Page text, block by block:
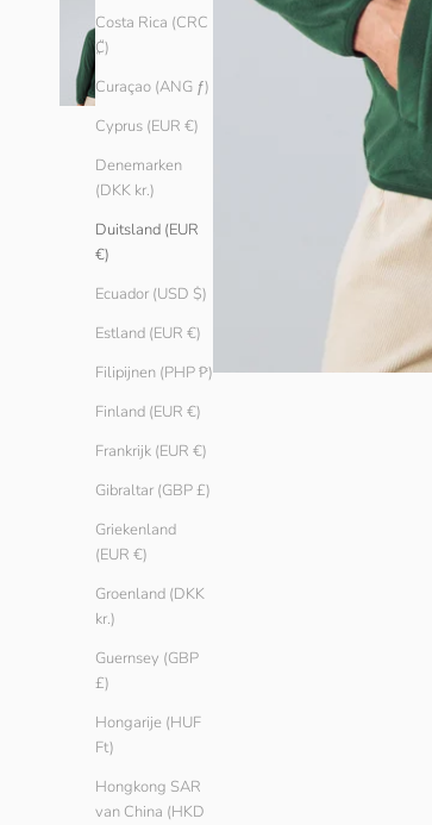
Costa Rica (CRC
₡)
Curaçao (ANG ƒ)
Cyprus (EUR €)
Denemarken
(DKK kr.)
Duitsland (EUR
€)
Ecuador (USD $)
Estland (EUR €)
Filipijnen (PHP ₱)
Finland (EUR €)
Frankrijk (EUR €)
Gibraltar (GBP £)
Griekenland
(EUR €)
Groenland (DKK
kr.)
Guernsey (GBP
£)
Hongarije (HUF
Ft)
Hongkong SAR
van China (HKD